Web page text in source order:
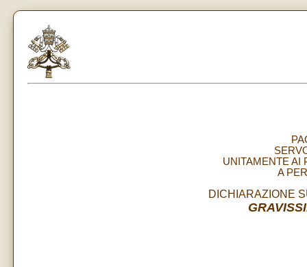
UNITAMENTE AI
A
DICHIARAZIONE